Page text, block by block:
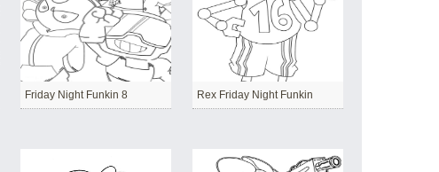
Friday Night Funkin 8 Rex Friday Night Funkin